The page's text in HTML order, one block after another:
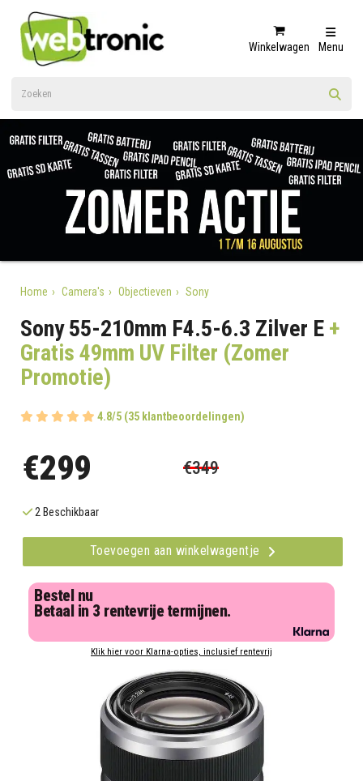
Winkelwagen Menu
Home Camera's Objectieven Sony
Sony 55-210mm F4.5-6.3 Zilver E+
Gratis 49mm UV Filter (Zomer
Promotie)
4.8/5 (35 klantbeoordelingen)
€299 €349
2 Beschikbaar
Toevoegen aan winkelwagentje
Bestel nu
Betaal in 3 rentevrije termijnen.
Klik hier voor Klarna-opties, inclusief rentevrij